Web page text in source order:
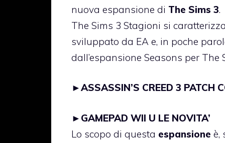
nuova espansione di The Sims 3.
The Sims 3 Stagioni si
sviluppato da EA e, in poche
dall’espansione Seasons per The
►ASSASSIN’S CREED 3 PATCH
► GAMEPAD WII U LE NOVITA’
Lo scopo di questa espansione è,